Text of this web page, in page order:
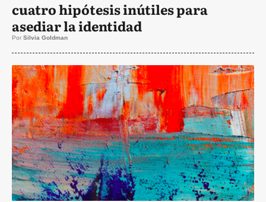
cuatro hipótesis inútiles para
asediar la identidad
Por Silvia Goldman